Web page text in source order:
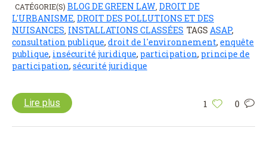
CATÉGORIE(S) BLOG DE GREEN LAW DROIT DE
L'URBANISME DROIT DES POLLUTIONS ET DES
NUISANCES INSTALLATIONS CLASSÉES TAGS ASAP,
consultation publique, droit de l'environnement, enquête
publique, insécurité juridique, participation, principe de
participation, sécurité juridique
1 0
Lire plus